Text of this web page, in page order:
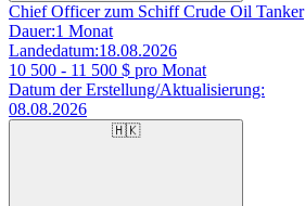
Chief Officer zum Schiff Crude Oil Tanker
Dauer:1 Monat
Landedatum:18.08.2026
10 500 - 11 500 $ pro Monat
Datum der Erstellung/Aktualisierung:
08.08.2026
🇭🇰